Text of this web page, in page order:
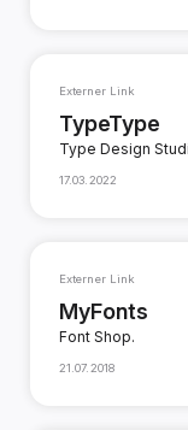
Externer Link
TypeType
Type Design
17.03.2022
Externer Link
MyFonts
Font Shop.
21.07.2018